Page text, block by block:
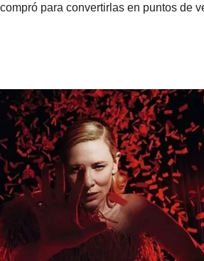
para convertirlas en puntos de